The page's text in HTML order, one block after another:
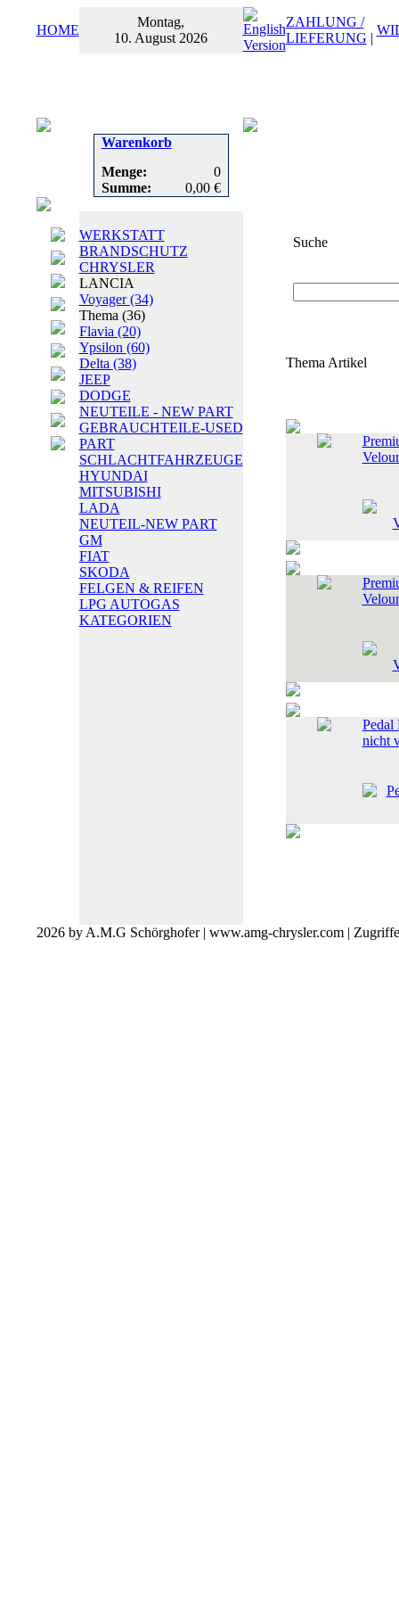
HOME
Montag,
10. August 2026
ZAHLUNG /
LIEFERUNG |
Warenkorb
Menge:
0
Summe:
0,00 €
WERKSTATT
BRANDSCHUTZ
CHRYSLER
LANCIA
Voyager(34)
Thema (36)
Flavia (20)
Ypsilon (60)
Delta (38)
JEEP
DODGE
NEUTEILE - NEW PART
GEBRAUCHTEILE-USED
PART
SCHLACHTFAHRZEUGE
HYUNDAI
MITSUBISHI
LADA
NEUTEIL-NEW PART
GM
FIAT
SKODA
FELGEN & REIFEN
LPG AUTOGAS
KATEGORIEN
Suche
Thema Artikel
Pedal
nicht
2026 by A.M.G Schörghofer | www.amg-chrysler.com |